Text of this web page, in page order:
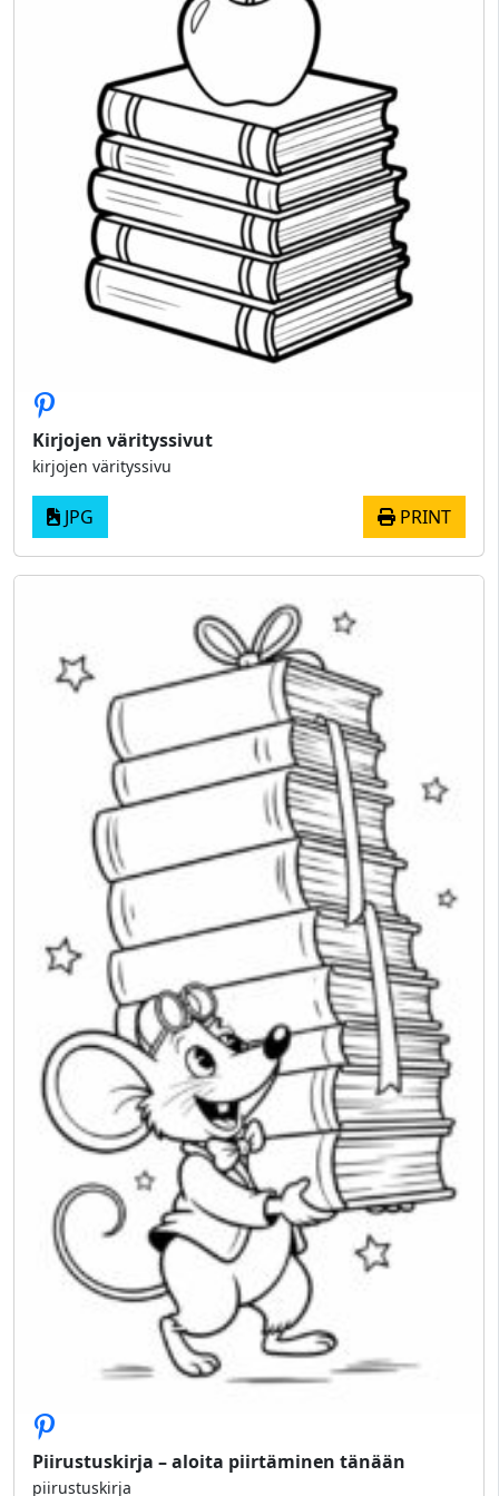
Kirjojen värityssivut
kirjojen värityssivu
JPG PRINT
Piirustuskirja – aloita piirtäminen tänään
piirustuskirja